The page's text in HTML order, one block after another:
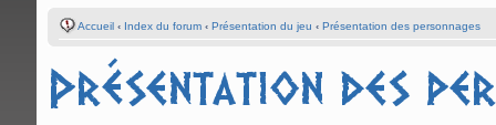
Accueil ‹ Index du forum ‹ Présentation du jeu ‹ Présentation des personnages
Présentation des